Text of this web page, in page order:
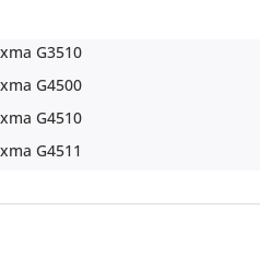
G3510
G4500
G4510
G4511